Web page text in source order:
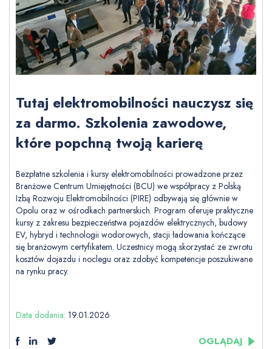
Tutaj elektromobilności nauczysz się
za darmo. Szkolenia zawodowe,
które popchną twoją karierę
Bezpłatne szkolenia i kursy elektromobilności prowadzone przez
Branżowe Centrum Umiejętności (BCU) we współpracy z Polską
Izbą Rozwoju Elektromobilności (PIRE) odbywają się głównie w
Opolu oraz w ośrodkach partnerskich. Program oferuje praktyczne
kursy z zakresu bezpieczeństwa pojazdów elektrycznych, budowy
EV, hybryd i technologii wodorowych, stacji ładowania kończące
się branżowym certyfikatem. Uczestnicy mogą skorzystać ze zwrotu
kosztów dojazdu i noclegu oraz zdobyć kompetencje poszukiwane
na rynku pracy.
Data dodania: 19.01.2026
OGLĄDAJ